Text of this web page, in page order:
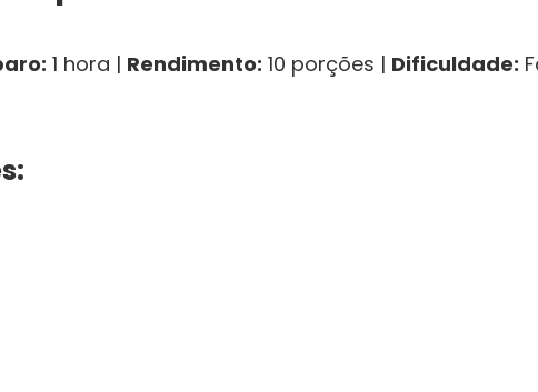
1 hora | Rendimento: 10 porções | Dificuldade: